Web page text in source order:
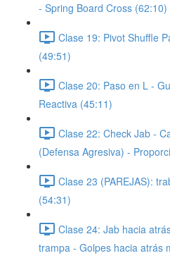
- Spring Board Cross (62:10)
Clase 19: Pivot Shuffle
(49:51)
Clase 20: Paso en L -
Reactiva (45:11)
Clase 22: Check Jab -
(Defensa Agresiva) -
Clase 23 (PAREJAS):
(54:31)
Clase 24: Jab hacia
trampa - Golpes hacia atrás